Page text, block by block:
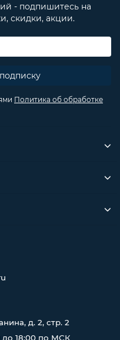
- подпишитесь на
скидки, акции.
Политика об обработке
д. 2, стр. 2
18:00 по МСК